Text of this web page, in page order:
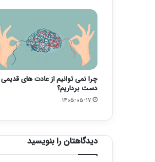
چرا نمی توانیم از عادت های قدیمی
دست برداریم؟
۱۴۰۵-۰۵-۱۷
دیدگاهتان را بنویسید